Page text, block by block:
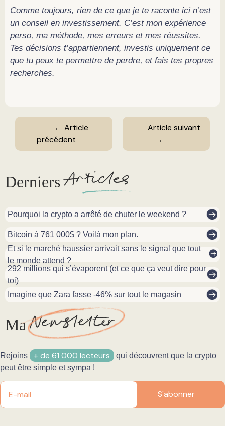
Comme toujours, rien de ce que je te raconte ici n’est
un conseil en investissement. C’est mon expérience
perso, ma méthode, mes erreurs et mes réussites.
Tes décisions t’appartiennent, investis uniquement ce
que tu peux te permettre de perdre, et fais tes propres
recherches.
← Article
précédent
Article suivant
→
DerniersArticles
Pourquoi la crypto a arrêté de chuter le weekend ?
Bitcoin à 761 000$ ? Voilà mon plan.
Et si le marché haussier arrivait sans le signal que tout
le monde attend ?
292 millions qui s’évaporent (et ce que ça veut dire pour
toi)
Imagine que Zara fasse -46% sur tout le magasin
MaNewsletter
Rejoins + de 61 000 lecteurs
qui découvrent que la crypto
peut être simple et sympa !